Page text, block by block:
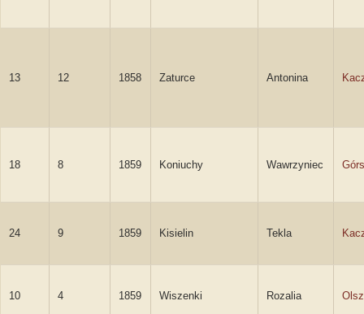
13 12 1858 Zaturce Antonina
18 8 1859 Koniuchy Wawrzyniec
24 9 1859 Kisielin Tekla
10 4 1859 Wiszenki Rozalia